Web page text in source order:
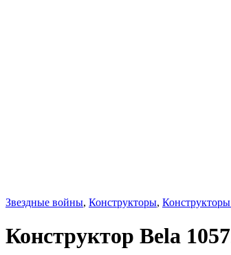
Звездные войны, Конструкторы,
Конструктор Bela